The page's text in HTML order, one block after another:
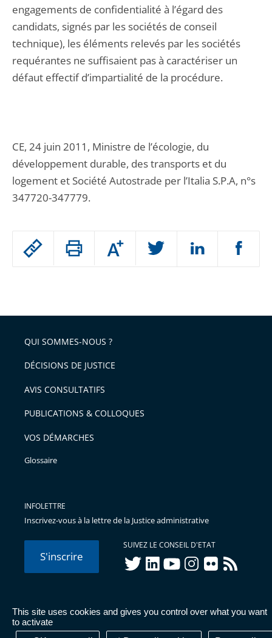
This site uses cookies and gives you control over what you want
to activate
Passer
arriver
après
Augmenter
ou
l'article
pour
avant
engagements de confidentialité à l’égard des
candidats, signés par les sociétés de conseil
technique), les éléments relevés par les sociétés
requérantes ne suffisaient pas à caractériser un
défaut effectif d’impartialité de la procédure.
CE, 24 juin 2011, Ministre de l’écologie, du
développement durable, des transports et du
logement et Société Autostrade per l’Italia S.P.A, n°s
347720-347779.
QUI SOMMES-NOUS ?
DÉCISIONS DE JUSTICE
AVIS CONSULTATIFS
PUBLICATIONS & COLLOQUES
VOS DÉMARCHES
Glossaire
INFOLETTRE
Inscrivez-vous à la lettre de la Justice administrative
S'inscrire
SUIVEZ LE CONSEIL D'ETAT
twitterlinkedInyoutubeinstagram
flickr rss
© Conseil d'État 2026 - Mentions légales
Données
personnelles-Publications administratives-Accessibilité :